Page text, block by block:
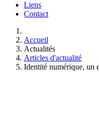
Liens
Contact
Accueil
Actualités
Articles d'actualité
Identité numérique, un